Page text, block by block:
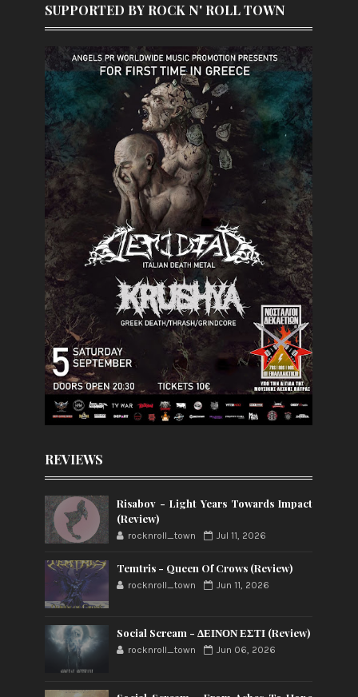
SUPPORTED BY ROCK N' ROLL TOWN
REVIEWS
Risabov - Light Years Towards Impact
(Review)
rocknroll_town Jul 11, 2026
Temtris - Queen Of Crows (Review)
rocknroll_town Jun 11, 2026
Social Scream - ΔΕΙΝΟΝ ΕΣΤΙ (Review)
rocknroll_town Jun 06, 2026